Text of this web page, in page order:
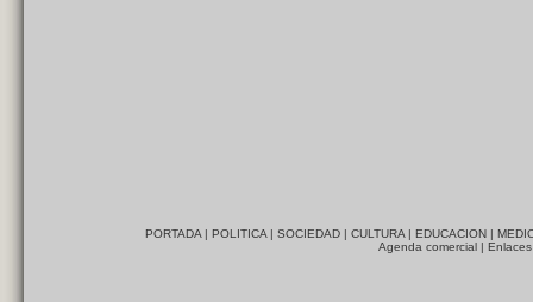
PORTADA | POLITICA | SOCIEDAD | CULTURA | EDUCACION |
Agenda comercial |Enlaces